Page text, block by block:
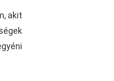
akit